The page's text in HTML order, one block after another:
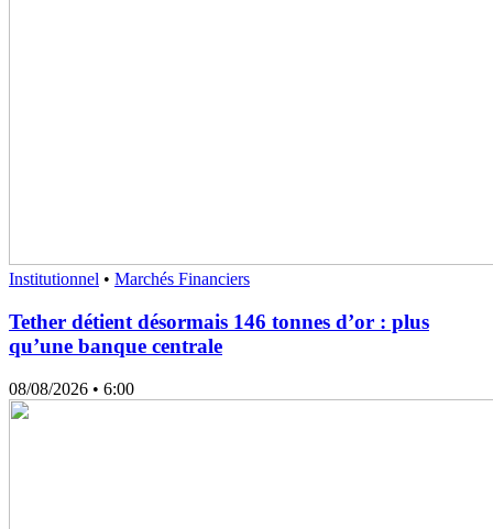
Institutionnel • Marchés Financiers
Tether détient désormais 146 tonnes d’or : plus
qu’une banque centrale
08/08/2026 • 6:00